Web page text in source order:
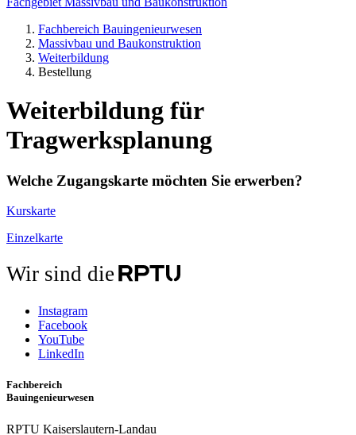
Fachbereich Bauingenieurwesen
Massivbau und Baukonstruktion
Weiterbildung
Bestellung
Weiterbildung für
Tragwerksplanung
Welche Zugangskarte möchten Sie erwerben?
Kurskarte
Einzelkarte
Wir sind die
Instagram
Facebook
YouTube
LinkedIn
Fachbereich
Bauingenieurwesen
RPTU Kaiserslautern-Landau